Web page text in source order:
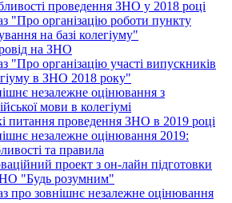
проведення ЗНО у 2018 році
"Про організацію роботи пункту
на базі колегіуму"
на ЗНО
"Про організацію участі випускників
в ЗНО 2018 року"
незалежне оцінювання з
мови в колегіумі
питання проведення ЗНО в 2019 році
незалежне оцінювання 2019:
та правила
проект з он-лайн підготовки
"Будь розумним"
про зовнішнє незалежне оцінювання